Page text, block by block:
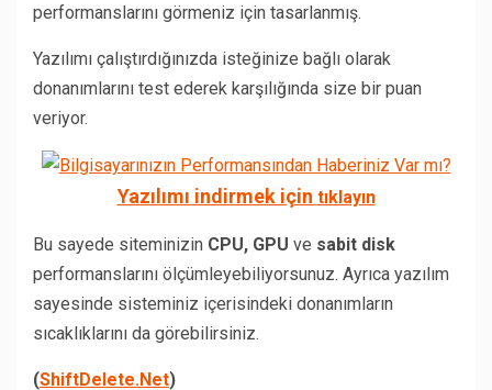
performanslarını görmeniz için tasarlanmış.
Yazılımı çalıştırdığınızda isteğinize bağlı olarak
donanımlarını test ederek karşılığında size bir puan
veriyor.
Yazılımı indirmek için tıklayın
Bu sayede siteminizin CPU, GPU ve sabit disk
performanslarını ölçümleyebiliyorsunuz. Ayrıca yazılım
sayesinde sisteminiz içerisindeki donanımların
sıcaklıklarını da görebilirsiniz.
(ShiftDelete.Net)